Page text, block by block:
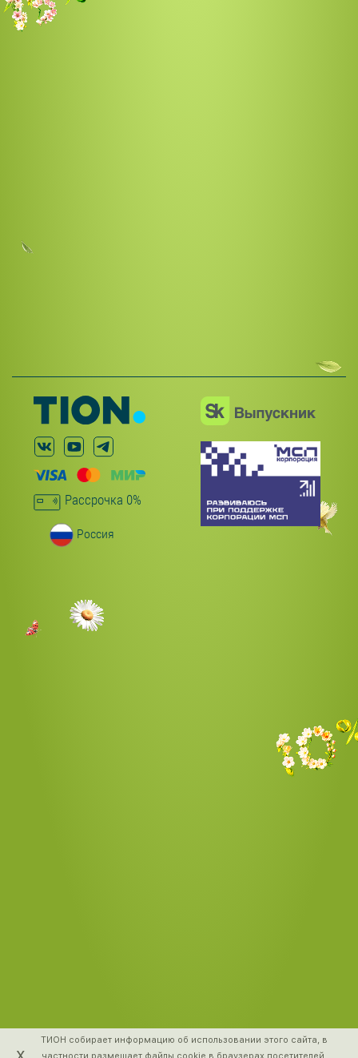
Рассрочка 0%
Россия
ТИОН собирает информацию об использовании этого сайта, в